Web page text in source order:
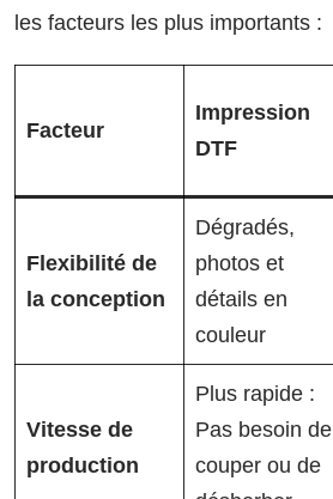
les facteurs les plus importants :
Facteur
Impression
DTF
Flexibilité de
la conception
Dégradés,
photos et
détails en
couleur
Vitesse de
production
Plus rapide :
Pas besoin de
couper ou de